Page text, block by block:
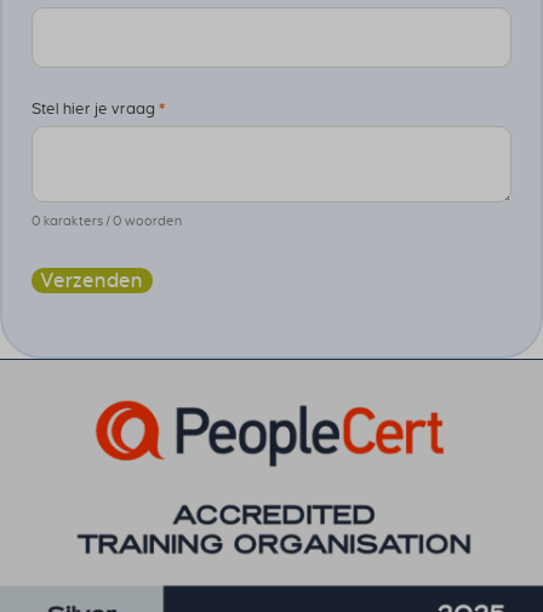
Stel hier je vraag *
0 karakters / 0 woorden
Verzenden